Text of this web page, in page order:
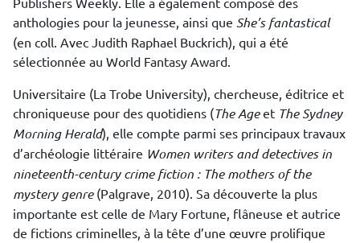
anthologies pour la jeunesse, ainsi que She’s fantastical
(en coll. Avec Judith Raphael Buckrich), qui a été
sélectionnée au World Fantasy Award.
Universitaire (La Trobe University), chercheuse, éditrice et
chroniqueuse pour des quotidiens (The Ageet The Sydney
Morning Herald), elle compte parmi ses principaux travaux
d’archéologie littéraire Women writers and detectives in
nineteenth-century crime fiction : The mothers of the
mystery genre(Palgrave, 2010). Sa découverte la plus
importante est celle de Mary Fortune, flâneuse et autrice
de fictions criminelles, à la tête d’une œuvre prolifique